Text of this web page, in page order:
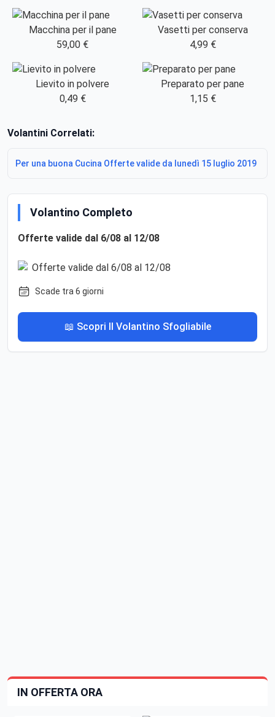
Macchina per il pane
59,00 €
Vasetti per conserva
4,99 €
Lievito in polvere
0,49 €
Preparato per pane
1,15 €
Volantini Correlati:
Per una buona Cucina Offerte valide da lunedì 15 luglio 2019
Volantino Completo
Offerte valide dal 6/08 al 12/08
Scade tra 6 giorni
📖 Scopri Il Volantino Sfogliabile
IN OFFERTA ORA